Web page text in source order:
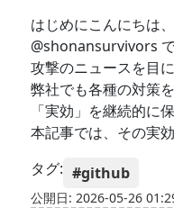
はじめにこんにちは
@shonansurvivors
攻撃のニュースを目
弊社でも各種の対策
「実効」を継続的に
本記事では、その実
タグ: #github
公開日: 2026-05-26